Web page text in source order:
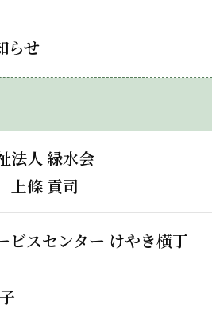
らせ
法人 緑水会
條 貢司
ビスセンター けやき横丁